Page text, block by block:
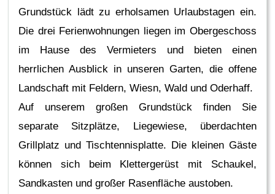
Grundstück lädt zu erholsamen Urlaubstagen ein.
Die drei Ferienwohnungen liegen im Obergeschoss
im Hause des Vermieters und bieten einen
herrlichen Ausblick in unseren Garten, die offene
Landschaft mit Feldern, Wiesn, Wald und Oderhaff.
Auf unserem großen Grundstück finden Sie
separate Sitzplätze, Liegewiese, überdachten
Grillplatz und Tischtennisplatte. Die kleinen Gäste
können sich beim Klettergerüst mit Schaukel,
Sandkasten und großer Rasenfläche austoben.